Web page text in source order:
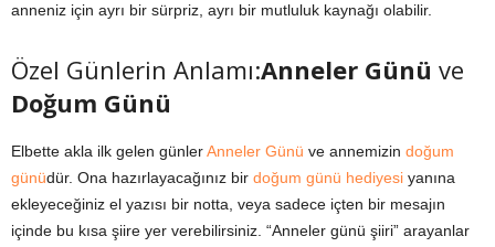
anneniz için ayrı bir sürpriz, ayrı bir mutluluk kaynağı olabilir.
Özel Günlerin Anlamı:Anneler Günü ve
Doğum Günü
Elbette akla ilk gelen günlerAnneler Günü ve annemizin doğum
günüdür. Ona hazırlayacağınız bir doğum günü hediyesi yanına
ekleyeceğiniz el yazısı bir notta, veya sadece içten bir mesajın
içinde bu kısa şiire yer verebilirsiniz. “Anneler günü şiiri” arayanlar